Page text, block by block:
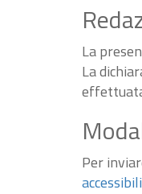
La
La
Per